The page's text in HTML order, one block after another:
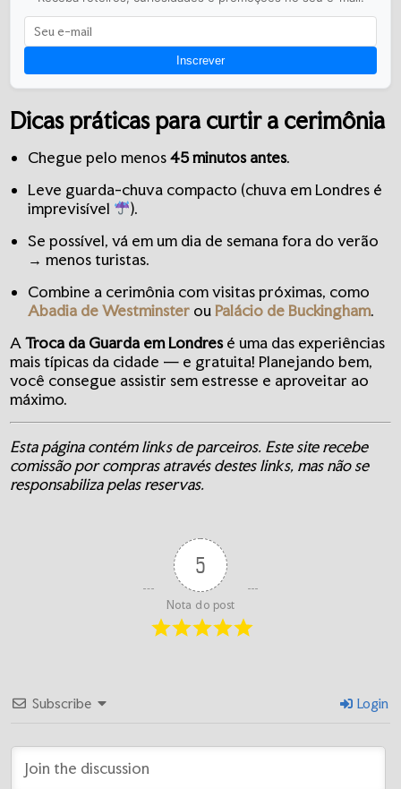
Inscrever
Dicas práticas para curtir a cerimônia
Chegue pelo menos45 minutos antes.
Leve guarda-chuva compacto (chuva em Londres é
imprevisível
).
Se possível, vá em um dia de semana fora do verão
→ menos turistas.
Combine a cerimônia com visitas próximas, como
Abadia de Westminster ou Palácio de Buckingham.
ATroca da Guarda em Londresé uma das experiências
mais típicas da cidade — e gratuita! Planejando bem,
você consegue assistir sem estresse e aproveitar ao
máximo.
Esta página contém links de parceiros. Este site recebe
comissão por compras através destes links, mas não se
responsabiliza pelas reservas.
5
Nota do post
Subscribe Login